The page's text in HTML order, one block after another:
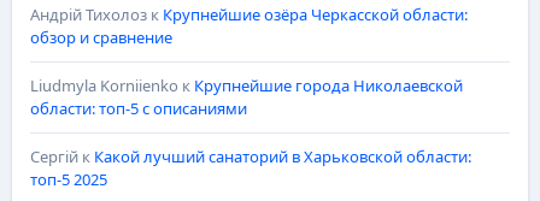
Андрій Тихолозк Крупнейшие озёра Черкасской области:
обзор и сравнение
Liudmyla Korniienko к Крупнейшие города Николаевской
области: топ-5 с описаниями
Сергійк Какой лучший санаторий в Харьковской области:
топ-5 2025